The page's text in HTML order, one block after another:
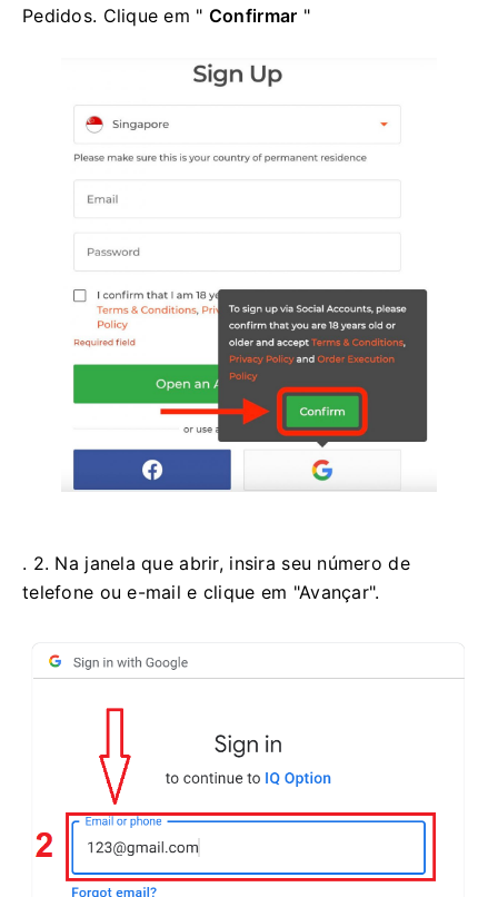
Pedidos. Clique em " Confirmar "
. 2. Na janela que abrir, insira seu número de
telefone ou e-mail e clique em "Avançar".